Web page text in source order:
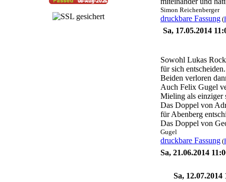
Simon Reichenberger
druckbare Fassung (
Sa, 17.05.2014
Sowohl Lukas
für sich entscheiden.
Beiden verloren
Auch Felix Gugel
Mieling als einziger
Das Doppel von
für Abenberg
Das Doppel von
Gugel
druckbare Fassung (
Sa, 21.06.2014
Sa,